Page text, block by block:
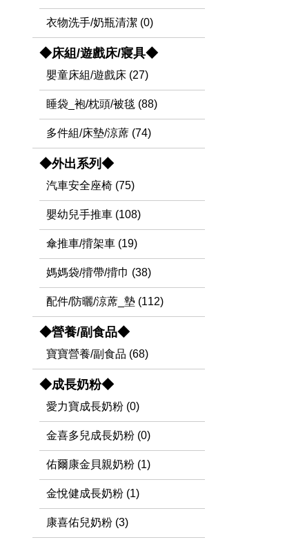
衣物洗手/奶瓶清潔 (0)
◆床組/遊戲床/寢具◆
嬰童床組/遊戲床 (27)
睡袋_袍/枕頭/被毯 (88)
多件組/床墊/涼蓆 (74)
◆外出系列◆
汽車安全座椅 (75)
嬰幼兒手推車 (108)
傘推車/揹架車 (19)
媽媽袋/揹帶/揹巾 (38)
配件/防曬/涼蓆_墊 (112)
◆營養/副食品◆
寶寶營養/副食品 (68)
◆成長奶粉◆
愛力寶成長奶粉 (0)
金喜多兒成長奶粉 (0)
佑爾康金貝親奶粉 (1)
金悅健成長奶粉 (1)
康喜佑兒奶粉 (3)